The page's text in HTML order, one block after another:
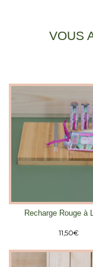
VOUS
Recharge Rouge à
11,50€